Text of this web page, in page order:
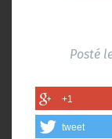
Posté
+1
tweet